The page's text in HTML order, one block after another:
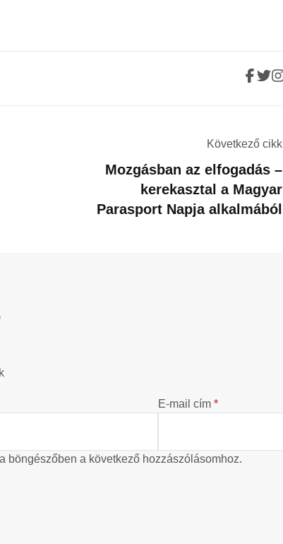
Következő cikk
Mozgásban az elfogadás –
kerekasztal a Magyar
Parasport Napja alkalmából
E-mail cím *
böngészőben a következő hozzászólásomhoz.